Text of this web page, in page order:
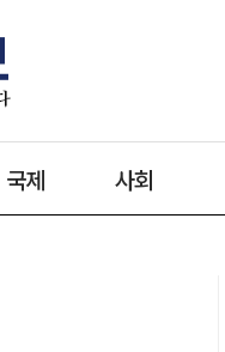
국제 사회